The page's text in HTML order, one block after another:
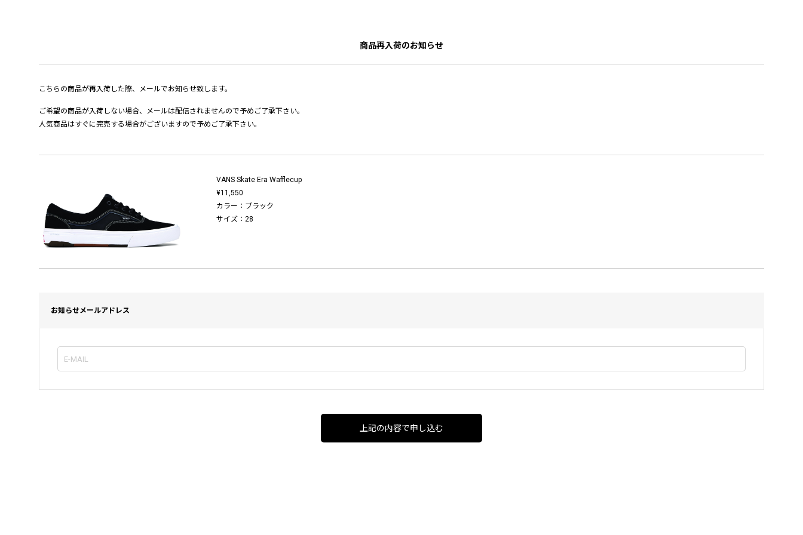
商品再入荷のお知らせ
こちらの商品が再入荷した際、メールでお知らせ致します。
ご希望の商品が入荷しない場合、メールは配信されませんので予めご了承下さい。
人気商品はすぐに完売する場合がございますので予めご了承下さい。
VANS Skate Era Wafflecup
¥11,550
カラー：ブラック
サイズ：28
お知らせメールアドレス
上記の内容で申し込む